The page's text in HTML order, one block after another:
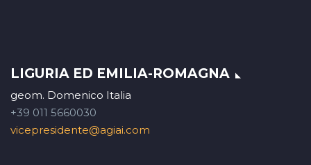
LIGURIA ED EMILIA-ROMAGNA
geom. Domenico Italia
+39 011 5660030
vicepresidente@agiai.com